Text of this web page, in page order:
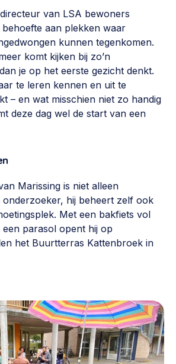
gebiedsontwikkeling
participatie,
van LSA bewoners
aan plekken waar
kunnen tegenkomen.
komt kijken bij zo’n
je op het eerste gezicht denkt.
te leren kennen en uit te
– en wat misschien niet zo handig
deze dag wel de start van een
Marissing is niet alleen
onderzoeker, hij beheert zelf ook
Met een bakfiets vol
parasol opent hij op
het Buurtterras Kattenbroek in